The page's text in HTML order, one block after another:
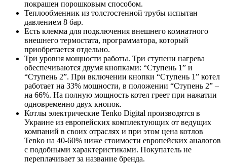
покрашен порошковым способом.
Теплообменник из толстостенной трубы испытан
давлением 8 бар.
Есть клемма для подключения внешнего комнатного
внешнего термостата, программатора, который
приобретается отдельно.
Три уровня мощности работы. Три ступени нагрева
обеспечиваются двумя кнопками: “Ступень 1” и
“Ступень 2”. При включении кнопки “Ступень 1” котел
работает на 33% мощности, в положении “Ступень 2” –
на 66%. На полную мощность котел греет при нажатии
одновременно двух кнопок.
Котлы электрические Tenko Digital производятся в
Украине из европейских комплектующих от ведущих
компаний в своих отраслях и при этом цена котлов
Tenko на 40-60% ниже стоимости европейских аналогов
с подобными характеристиками. Покупатель не
переплачивает за название бренда.